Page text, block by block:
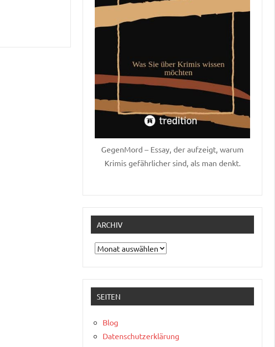
GegenMord – Essay, der aufzeigt, warum
Krimis gefährlicher sind, als man denkt.
ARCHIV
Archiv
SEITEN
Blog
Datenschutzerklärung